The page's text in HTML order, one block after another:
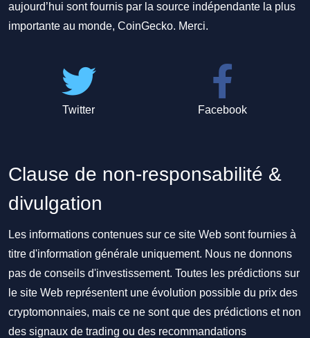
aujourd’hui sont fournis par la source indépendante la plus
importante au monde, CoinGecko. Merci.
Twitter Facebook
Clause de non-responsabilité &
divulgation
Les informations contenues sur ce site Web sont fournies à
titre d'information générale uniquement. Nous ne donnons
pas de conseils d'investissement. Toutes les prédictions sur
le site Web représentent une évolution possible du prix des
cryptomonnaies, mais ce ne sont que des prédictions et non
des signaux de trading ou des recommandations